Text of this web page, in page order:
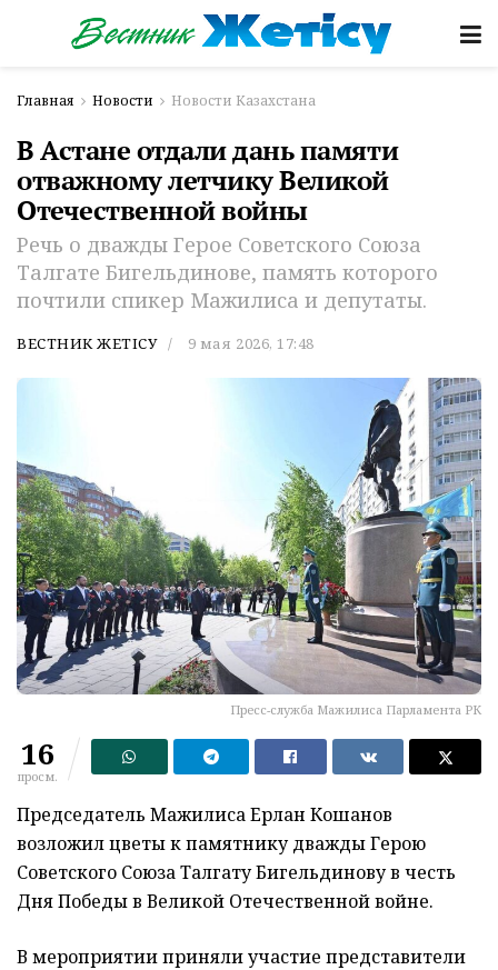
Главная Новости Новости Казахстана
В Астане отдали дань памяти
отважному летчику Великой
Отечественной войны
Речь о дважды Герое Советского Союза
Талгате Бигельдинове, память которого
почтили спикер Мажилиса и депутаты.
ВЕСТНИК ЖЕТІСУ 9 мая 2026, 17:48
Пресс-служба Мажилиса Парламента РК
16
просм.
Председатель Мажилиса Ерлан Кошанов
возложил цветы к памятнику дважды Герою
Советского Союза Талгату Бигельдинову в честь
Дня Победы в Великой Отечественной войне.
В мероприятии приняли участие представители